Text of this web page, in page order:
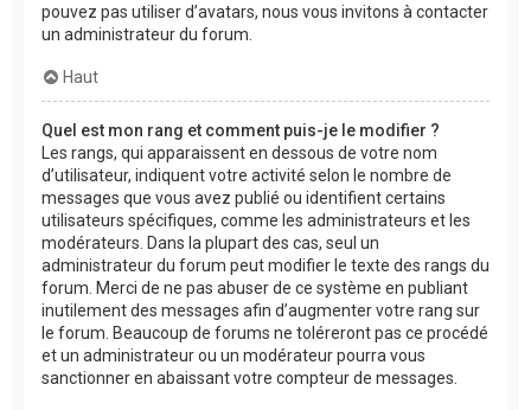
pouvez pas utiliser d’avatars, nous vous invitons à contacter
un administrateur du forum.
Haut
Quel est mon rang et comment puis-je le modifier ?
Les rangs, qui apparaissent en dessous de votre nom
d’utilisateur, indiquent votre activité selon le nombre de
messages que vous avez publié ou identifient certains
utilisateurs spécifiques, comme les administrateurs et les
modérateurs. Dans la plupart des cas, seul un
administrateur du forum peut modifier le texte des rangs du
forum. Merci de ne pas abuser de ce système en publiant
inutilement des messages afin d’augmenter votre rang sur
le forum. Beaucoup de forums ne toléreront pas ce procédé
et un administrateur ou un modérateur pourra vous
sanctionner en abaissant votre compteur de messages.